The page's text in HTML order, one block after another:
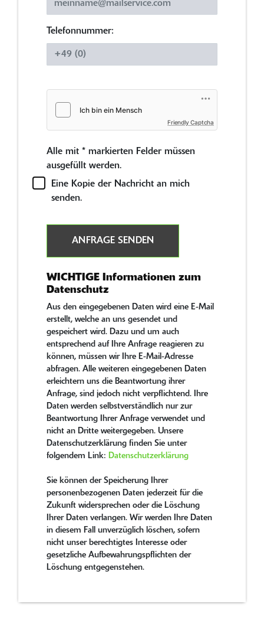
Telefonnummer:
Friendly Captcha
Alle mit * markierten Felder müssen
ausgefüllt werden.
Eine Kopie der Nachricht an mich
senden.
ANFRAGE SENDEN
WICHTIGE Informationen zum
Datenschutz
Aus den eingegebenen Daten wird eine E-Mail
erstellt, welche an uns gesendet und
gespeichert wird. Dazu und um auch
entsprechend auf Ihre Anfrage reagieren zu
können, müssen wir Ihre E-Mail-Adresse
abfragen. Alle weiteren eingegebenen Daten
erleichtern uns die Beantwortung ihrer
Anfrage, sind jedoch nicht verpflichtend. Ihre
Daten werden selbstverständlich nur zur
Beantwortung Ihrer Anfrage verwendet und
nicht an Dritte weitergegeben. Unsere
Datenschutzerklärung finden Sie unter
folgendem Link: Datenschutzerklärung
Sie können der Speicherung Ihrer
personenbezogenen Daten jederzeit für die
Zukunft widersprechen oder die Löschung
Ihrer Daten verlangen. Wir werden Ihre Daten
in diesem Fall unverzüglich löschen, sofern
nicht unser berechtigtes Interesse oder
gesetzliche Aufbewahrungspflichten der
Löschung entgegenstehen.